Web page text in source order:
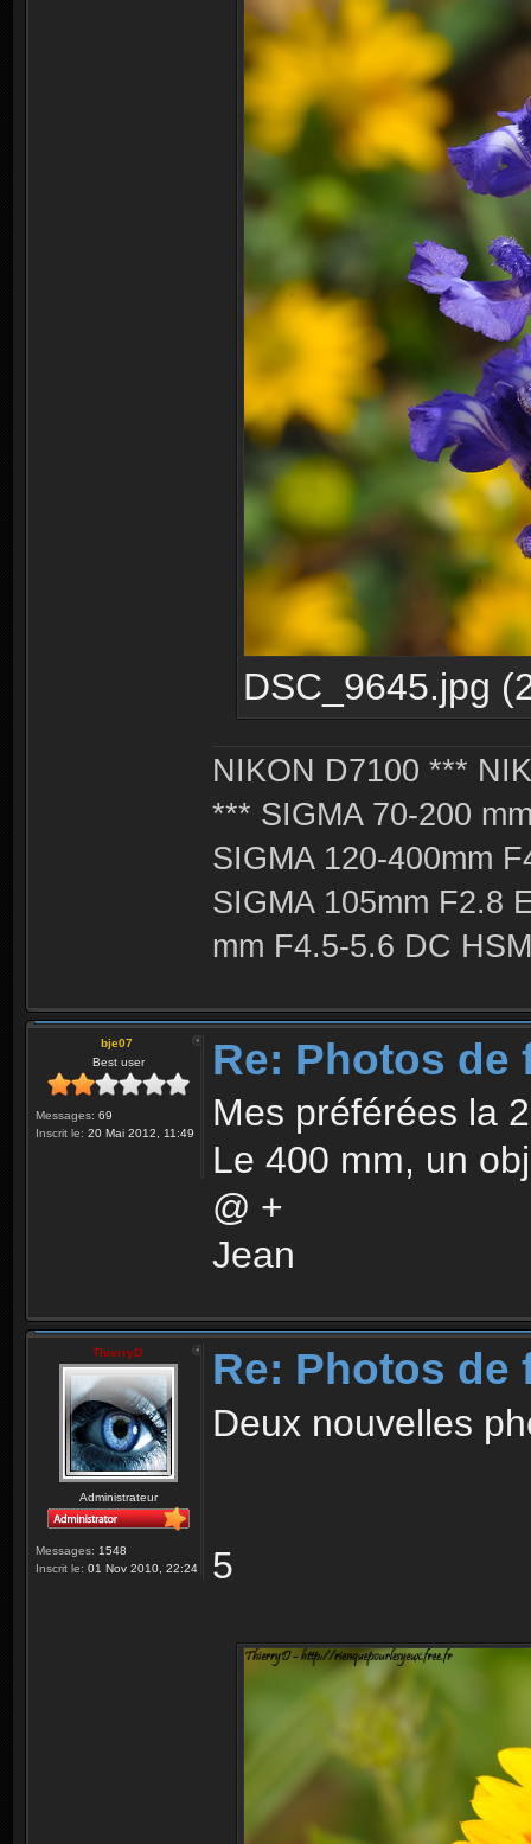
DSC_9645.jpg
NIKON D7100 ***
*** SIGMA 70-200
SIGMA 120-400mm
SIGMA 105mm F2.8
mm F4.5-5.6 DC
bje07
Best user
Messages: 69
Inscrit le: 20 Mai 2012, 11:49
Re: Photos de
Mes préférées la
Le 400 mm, un
@ +
Jean
ThierryD
Administrateur
Messages: 1548
Inscrit le: 01 Nov 2010, 22:24
Re: Photos de
Deux nouvelles
5